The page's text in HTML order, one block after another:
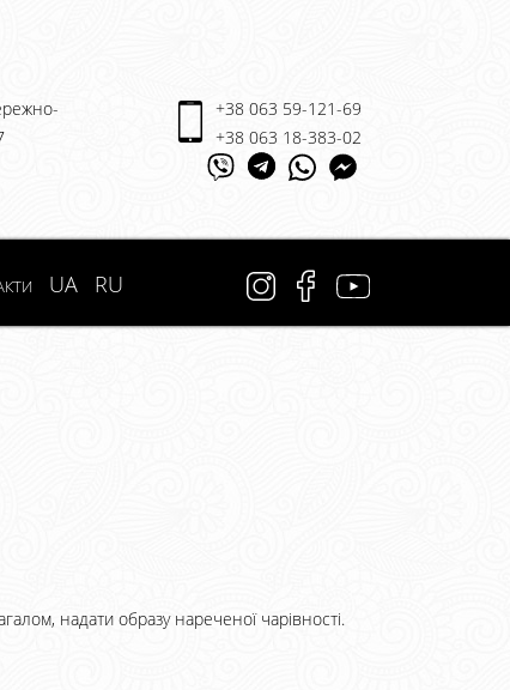
+38 063 59-121-69
+38 063 18-383-02
UA RU
надати образу нареченої чарівності.